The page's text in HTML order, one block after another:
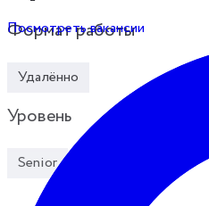
Посмотреть вакансии
Формат работы
Удалённо
Уровень
Senior